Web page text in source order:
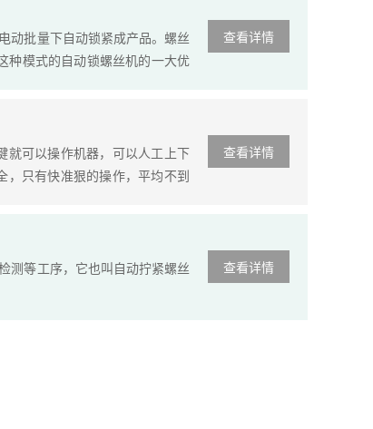
查看详情
动批量下自动锁紧成产品。螺丝
种模式的自动锁螺丝机的一大优
查看详情
就可以操作机器，可以人工上下
，只有快准狠的操作，平均不到
查看详情
测等工序，它也叫自动拧紧螺丝